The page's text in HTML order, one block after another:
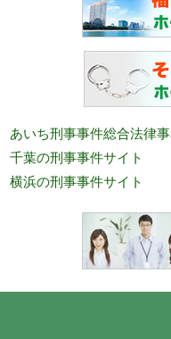
あいち刑事事件総合法律
千葉の刑事事件サイト
横浜の刑事事件サイト